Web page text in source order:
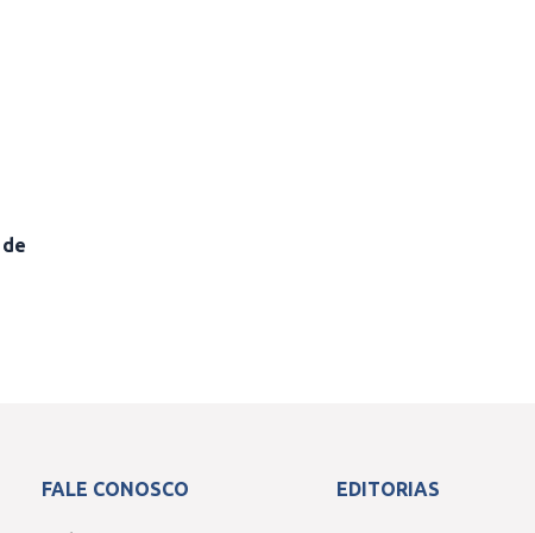
FALE CONOSCO EDITORIAS